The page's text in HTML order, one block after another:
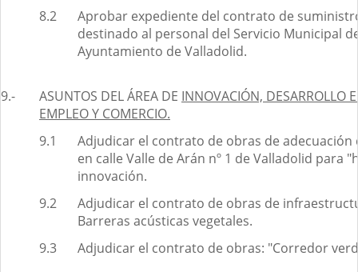
8.2
Aprobar expediente del contrato de
destinado al personal del Servicio Municipal
Ayuntamiento de Valladolid.
9.- ASUNTOS DEL ÁREA DE INNOVACIÓN, DESARROLLO
EMPLEO Y COMERCIO.
9.1
Adjudicar el contrato de obras de adecuación
en calle Valle de Arán nº 1 de Valladolid para
innovación.
9.2
Adjudicar el contrato de obras de
Barreras acústicas vegetales.
9.3
Adjudicar el contrato de obras: "Corredor